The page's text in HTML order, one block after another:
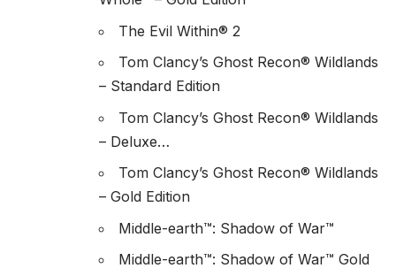
The Evil Within® 2
Tom Clancy’s Ghost Recon® Wildlands
– Standard Edition
Tom Clancy’s Ghost Recon® Wildlands
– Deluxe…
Tom Clancy’s Ghost Recon® Wildlands
– Gold Edition
Middle-earth™: Shadow of War™
Middle-earth™: Shadow of War™ Gold